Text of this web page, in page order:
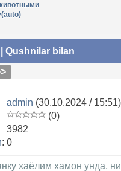
Qushnilar bilan
admin (30.10.2024 / 15:51)
(0)
3982
: 0
хаёлим хамон унда,